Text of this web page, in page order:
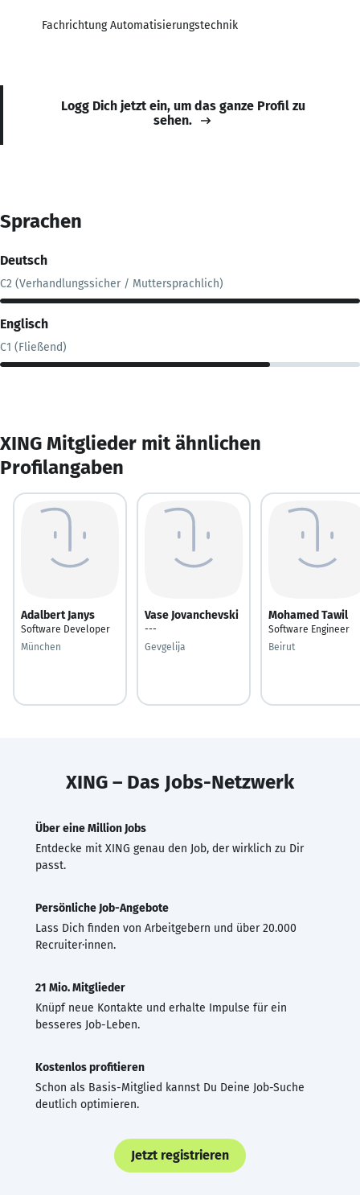
Fachrichtung Automatisierungstechnik
Logg Dich jetzt ein, um das ganze Profil zu
sehen.
Sprachen
Deutsch
C2 (Verhandlungssicher / Muttersprachlich)
Englisch
C1 (Fließend)
XING Mitglieder mit ähnlichen
Profilangaben
Adalbert Janys
Software Developer
München
Vase Jovanchevski
---
Gevgelija
Mohamed Tawil
Software Engineer
Beirut
XING – Das Jobs-Netzwerk
Über eine Million Jobs
Entdecke mit XING genau den Job, der wirklich zu Dir
passt.
Persönliche Job-Angebote
Lass Dich finden von Arbeitgebern und über 20.000
Recruiter·innen.
21 Mio. Mitglieder
Knüpf neue Kontakte und erhalte Impulse für ein
besseres Job-Leben.
Kostenlos profitieren
Schon als Basis-Mitglied kannst Du Deine Job-Suche
deutlich optimieren.
Jetzt registrieren